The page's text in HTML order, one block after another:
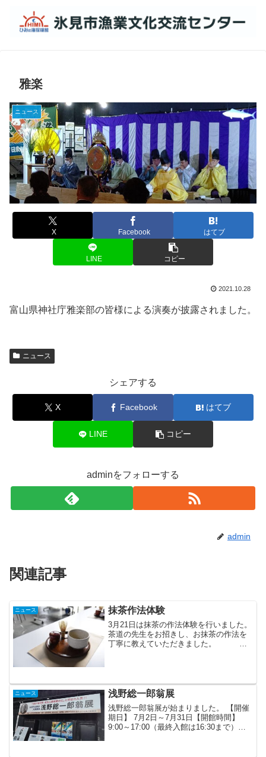
雅楽
ニュース
X Facebook はてブ
LINE コピー
2021.10.28
富山県神社庁雅楽部の皆様による演奏が披露されました。
ニュース
シェアする
X Facebook はてブ
LINE コピー
adminをフォローする
admin
関連記事
ニュース 抹茶作法体験
3月21日は抹茶の作法体験を行いました。
茶道の先生をお招きし、お抹茶の作法を
丁寧に教えていただきました。
着物で参加して下さ...
ニュース 浅野総一郎翁展
浅野総一郎翁展が始まりました。 【開催
期日】 7月2日～7月31日【開館時間】
9:00～17:00（最終入館は16:30まで）